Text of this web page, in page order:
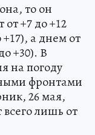
то он
+7 до +12
а днем от
+30). В
на погоду
фронтами
26 мая,
лишь от